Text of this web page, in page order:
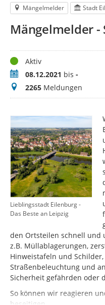
Mängelmelder Stadt
Mängelmelder -
StatusAktiv
Zeitraum08.12.2021 bis -
Meldungen
2265 Meldungen
Lieblingsstadt Eilenburg -
Das Beste an Leipzig
den Ortsteilen schnell und
z.B. Müllablagerungen,
Hinweistafeln und
Straßenbeleuchtung und
Sicherheit gefährden oder
So können wir reagieren